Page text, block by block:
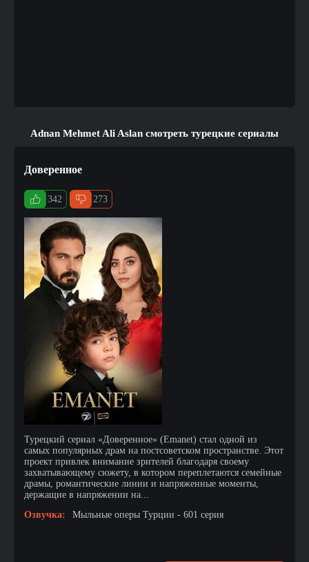
Adnan Mehmet Ali Aslan смотреть турецкие сериалы
Доверенное
342 273
Турецкий сериал «Доверенное» (Emanet) стал одной из
самых популярных драм на постсоветском пространстве. Этот
проект привлек внимание зрителей благодаря своему
захватывающему сюжету, в котором переплетаются семейные
драмы, романтические линии и напряженные моменты,
держащие в напряжении на...
Озвучка:
Мыльные оперы Турции - 601 серия